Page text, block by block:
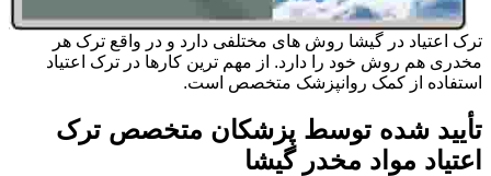
ترک اعتیاد در گیشا روش های مختلفی دارد و در واقع ترک هر
مخدری هم روش خود را دارد. از مهم ترین کارها در ترک اعتیاد
استفاده از کمک روانپزشک متخصص است.
تأیید شده توسط پزشکان متخصص ترک
اعتیاد مواد مخدر گیشا